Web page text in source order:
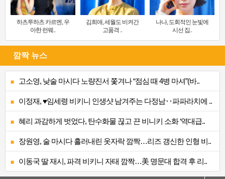
하츠투하츠 카르멘, 우
아한 런웨..
김희애, 세월도 비켜간
고품격 ..
나나, 도회적인 눈빛에
시선 집..
깜짝 뉴스
고소영, 낮술 마시다 노량진서 쫓겨나 “점심 때 4병 마셔”(바..
이정재, ♥임세령 비키니 인생샷 남겨주는 다정남‥파파라치에 ..
혜리 과감하게 벗었다, 탄수화물 끊고 끈 비니키 소화 ‘역대급..
장원영, 술 마시다 흘러내린 옷자락 깜짝…리즈 갱신한 인형 비..
이동국 딸 재시, 파격 비키니 자태 깜짝…美 명문대 합격 후 리..